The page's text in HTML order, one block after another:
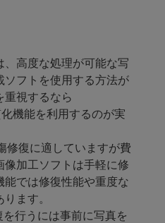
高度な処理が可能な写
フトを使用する方法が
重視するなら
機能を利用するのが実
復に適していますが費
像加工ソフトは手軽に修
では修復性能や重度な
ます。
行うには事前に写真を